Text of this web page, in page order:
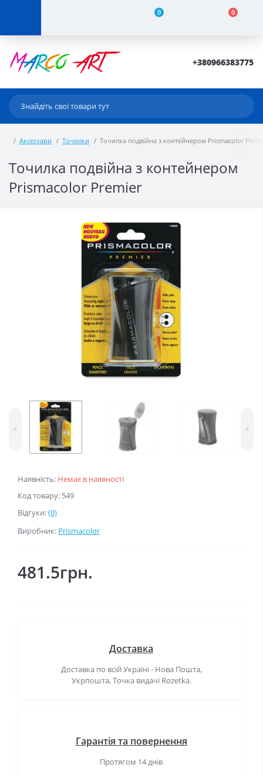
0 0
+380966383775
Аксесуари Точилки Точилка подвійна з контейнером Prismacolor
Точилка подвійна з контейнером
Prismacolor Premier
Наявність: Немає в наявності
Код товару: 549
Відгуки:(0)
Виробник: Prismacolor
< >
481.5грн.
Доставка
Доставка по всій Україні - Нова Пошта,
Укрпошта, Точка видачі Rozetka.
Гарантія та повернення
Протягом 14 днів